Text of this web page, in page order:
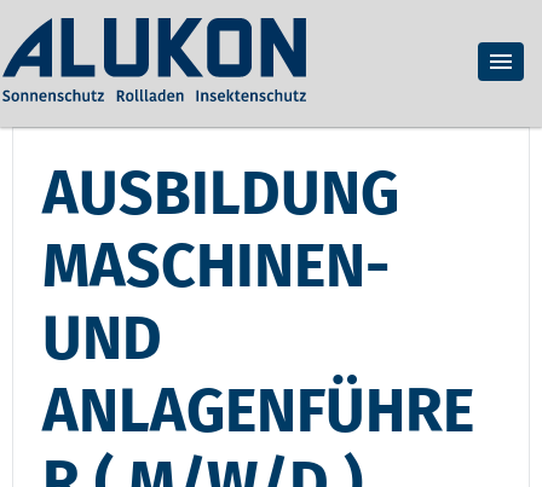
AUSBILDUNG
MASCHINEN-
UND
ANLAGENFÜHRE